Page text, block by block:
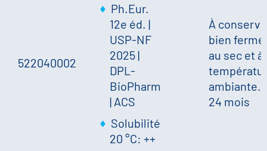
522040002
Ph.Eur.
12e éd. |
USP-NF
2025 |
DPL-
BioPharm
| ACS
Solubilité
20 °C: ++
À
bien fermé,
au sec et à
ambiante.;
24 mois